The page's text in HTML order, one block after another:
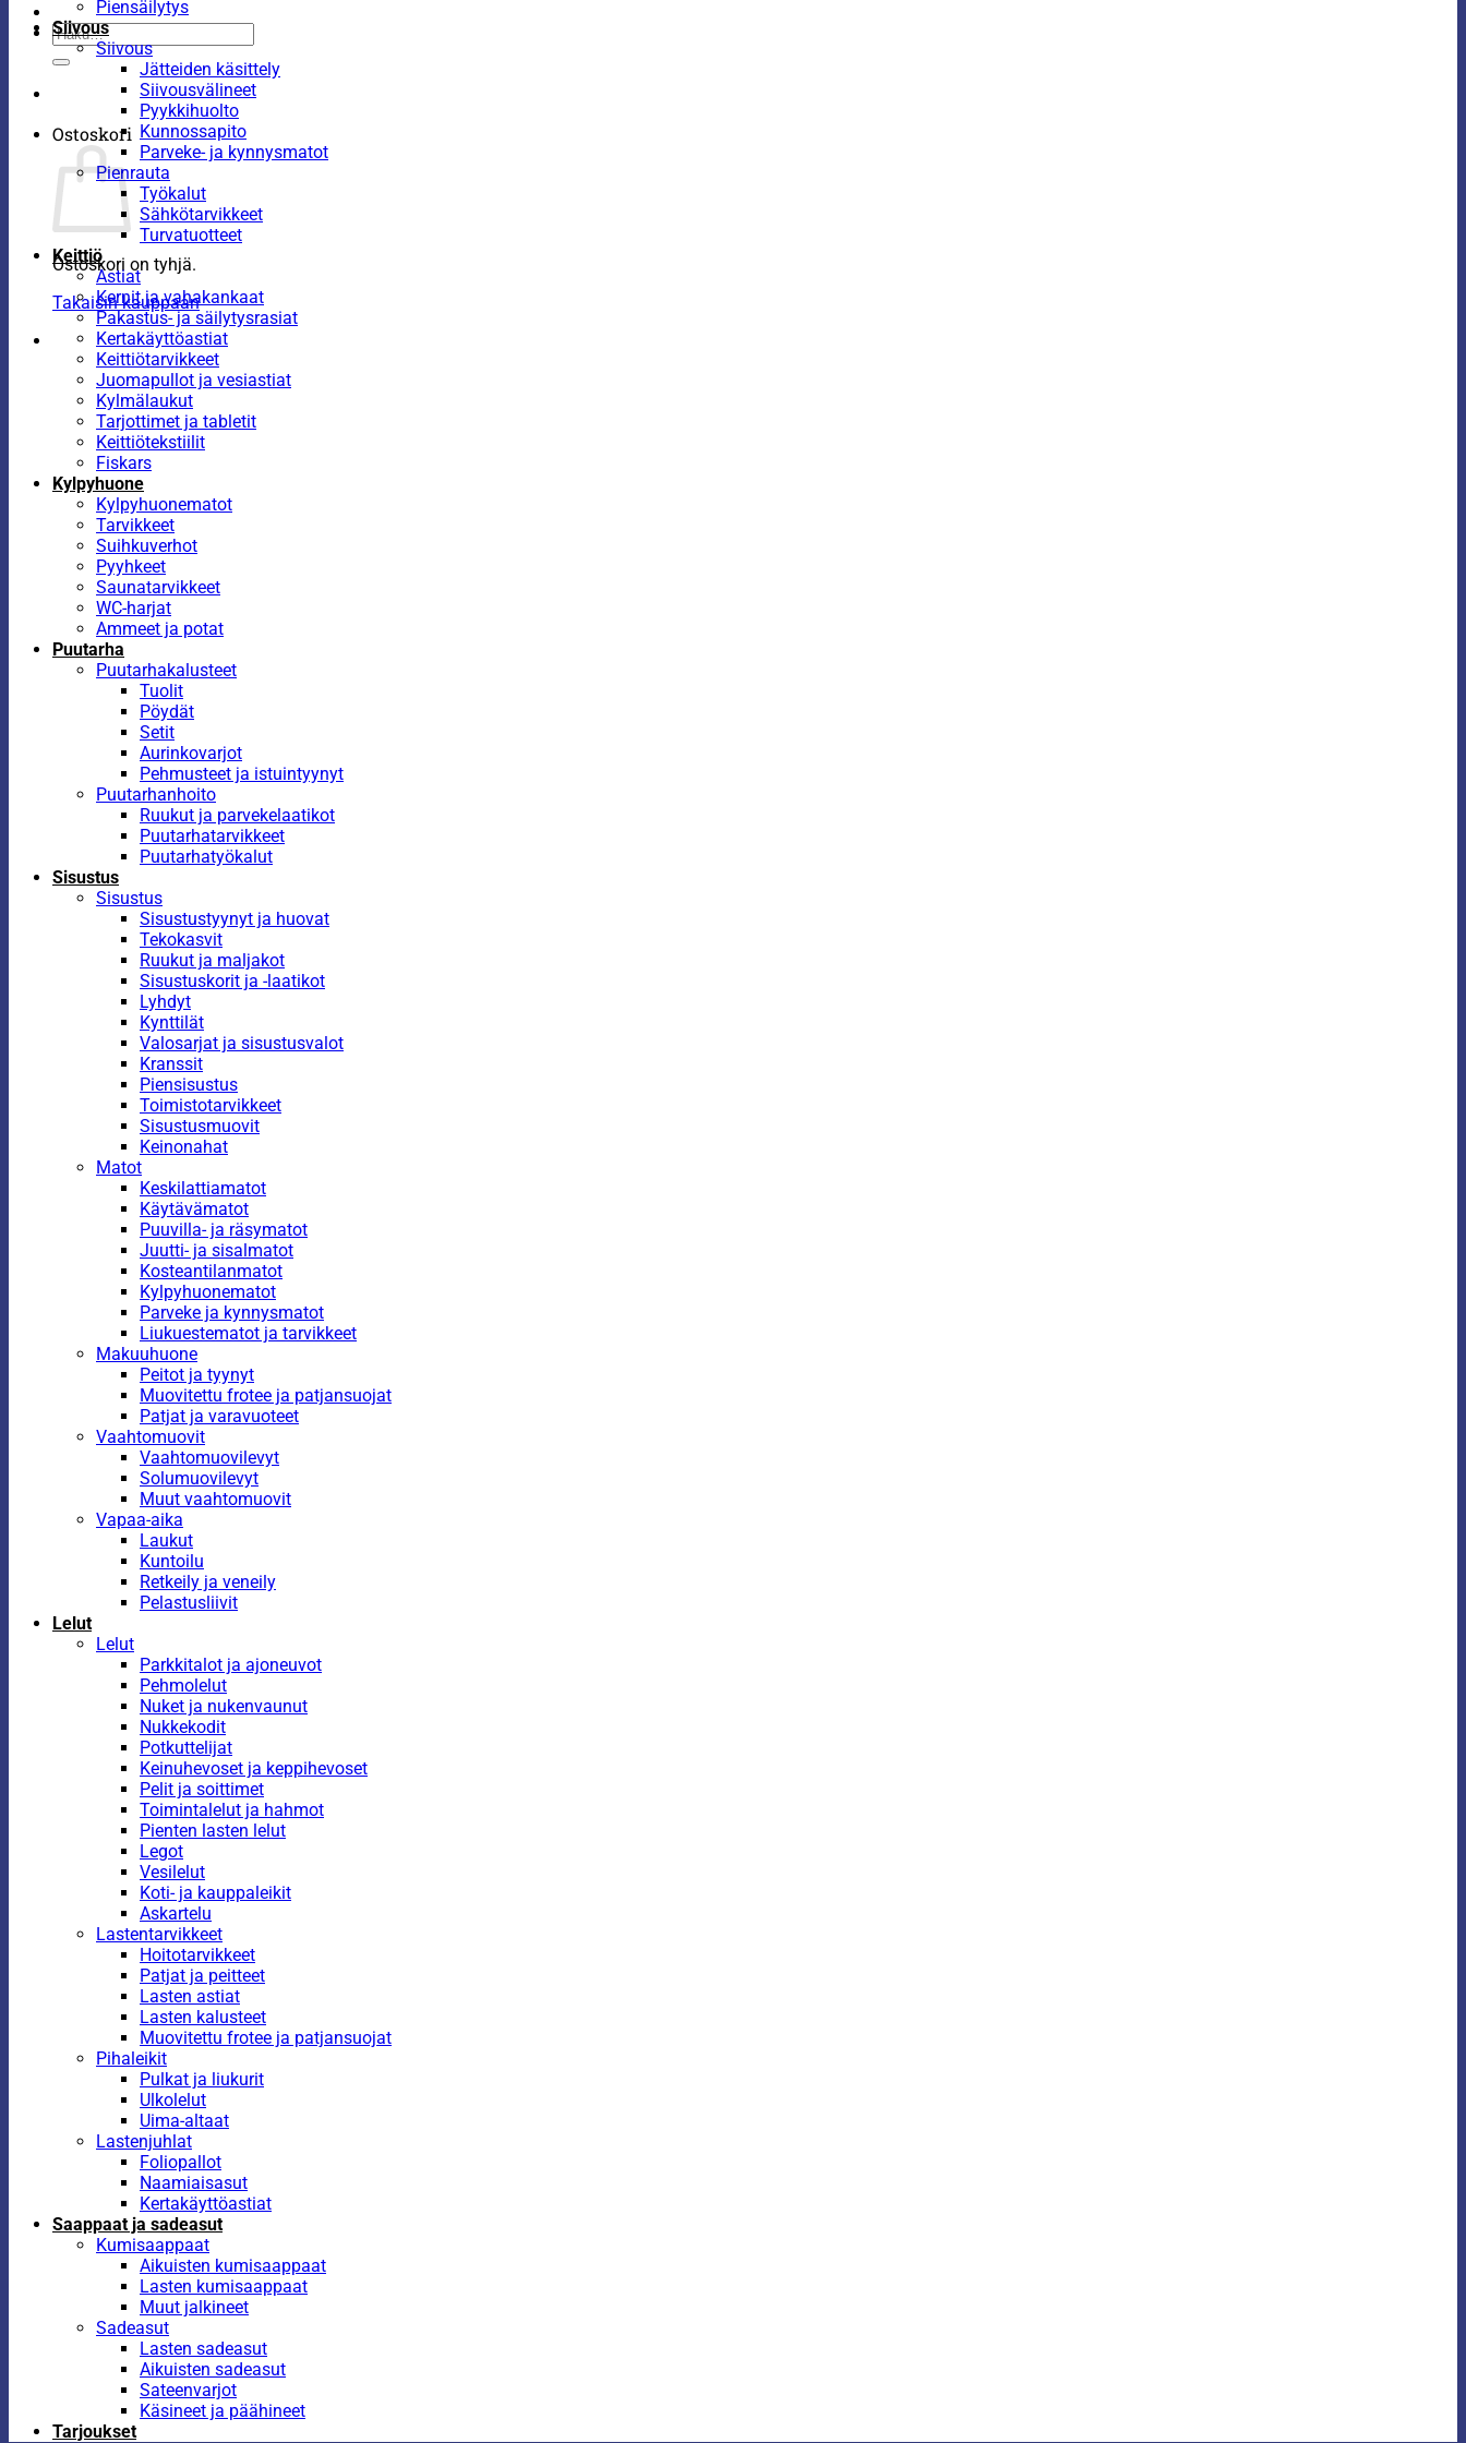
Etsi:
Ostoskori
Ostoskori on tyhjä.
Takaisin kauppaan
Piensäilytys
Siivous
Siivous
Jätteiden käsittely
Siivousvälineet
Pyykkihuolto
Kunnossapito
Parveke- ja kynnysmatot
Pienrauta
Työkalut
Sähkötarvikkeet
Turvatuotteet
Keittiö
Astiat
Kernit ja vahakankaat
Pakastus- ja säilytysrasiat
Kertakäyttöastiat
Keittiötarvikkeet
Juomapullot ja vesiastiat
Kylmälaukut
Tarjottimet ja tabletit
Keittiötekstiilit
Fiskars
Kylpyhuone
Kylpyhuonematot
Tarvikkeet
Suihkuverhot
Pyyhkeet
Saunatarvikkeet
WC-harjat
Ammeet ja potat
Puutarha
Puutarhakalusteet
Tuolit
Pöydät
Setit
Aurinkovarjot
Pehmusteet ja istuintyynyt
Puutarhanhoito
Ruukut ja parvekelaatikot
Puutarhatarvikkeet
Puutarhatyökalut
Sisustus
Sisustus
Sisustustyynyt ja huovat
Tekokasvit
Ruukut ja maljakot
Sisustuskorit ja -laatikot
Lyhdyt
Kynttilät
Valosarjat ja sisustusvalot
Kranssit
Piensisustus
Toimistotarvikkeet
Sisustusmuovit
Keinonahat
Matot
Keskilattiamatot
Käytävämatot
Puuvilla- ja räsymatot
Juutti- ja sisalmatot
Kosteantilanmatot
Kylpyhuonematot
Parveke ja kynnysmatot
Liukuestematot ja tarvikkeet
Makuuhuone
Peitot ja tyynyt
Muovitettu frotee ja patjansuojat
Patjat ja varavuoteet
Vaahtomuovit
Vaahtomuovilevyt
Solumuovilevyt
Muut vaahtomuovit
Vapaa-aika
Laukut
Kuntoilu
Retkeily ja veneily
Pelastusliivit
Lelut
Lelut
Parkkitalot ja ajoneuvot
Pehmolelut
Nuket ja nukenvaunut
Nukkekodit
Potkuttelijat
Keinuhevoset ja keppihevoset
Pelit ja soittimet
Toimintalelut ja hahmot
Pienten lasten lelut
Legot
Vesilelut
Koti- ja kauppaleikit
Askartelu
Lastentarvikkeet
Hoitotarvikkeet
Patjat ja peitteet
Lasten astiat
Lasten kalusteet
Muovitettu frotee ja patjansuojat
Pihaleikit
Pulkat ja liukurit
Ulkolelut
Uima-altaat
Lastenjuhlat
Foliopallot
Naamiaisasut
Kertakäyttöastiat
Saappaat ja sadeasut
Kumisaappaat
Aikuisten kumisaappaat
Lasten kumisaappaat
Muut jalkineet
Sadeasut
Lasten sadeasut
Aikuisten sadeasut
Sateenvarjot
Käsineet ja päähineet
Tarjoukset